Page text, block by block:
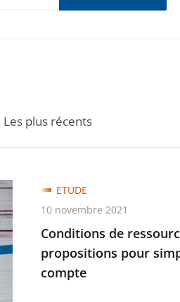
Les plus récents
Conditions de
propositions pour
compte
ETUDE
10 novembre 2021